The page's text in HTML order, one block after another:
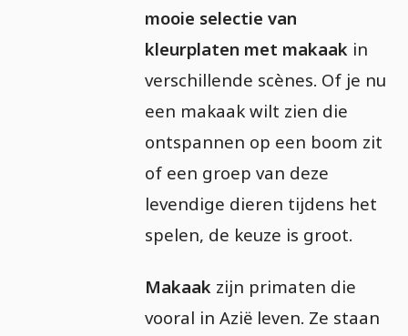
mooie selectie van
kleurplaten met makaakin
verschillende scènes. Of je nu
een makaak wilt zien die
ontspannen op een boom zit
of een groep van deze
levendige dieren tijdens het
spelen, de keuze is groot.
Makaakzijn primaten die
vooral in Azië leven. Ze staan